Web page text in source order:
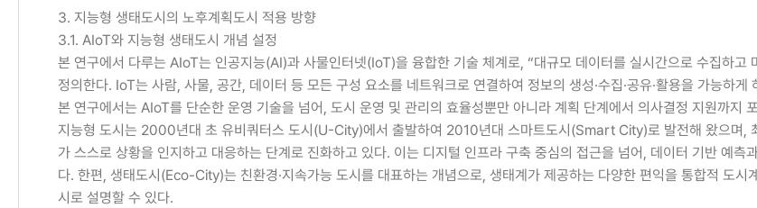
3. 지능형 생태도시의 노후계획도시 적용 방향
3.1. AIoT와 지능형 생태도시 개념 설정
본 연구에서 다루는 AIoT는 인공지능(AI)과 사물인터넷(IoT)을 융합한 기술 체계로, “대규모 데이터를 실시간으로 수집하고
정의한다. IoT는 사람, 사물, 공간, 데이터 등 모든 구성 요소를 네트워크로 연결하여 정보의 생성·수집·공유·활용을 가능하
본 연구에서는 AIoT를 단순한 운영 기술을 넘어, 도시 운영 및 관리의 효율성뿐만 아니라 계획 단계에서 의사결정 지원까지
지능형 도시는 2000년대 초 유비쿼터스 도시(U-City)에서 출발하여 2010년대 스마트도시(Smart City)로 발전해 왔으며,
가 스스로 상황을 인지하고 대응하는 단계로 진화하고 있다. 이는 디지털 인프라 구축 중심의 접근을 넘어, 데이터 기반 예
다. 한편, 생태도시(Eco-City)는 친환경·지속가능 도시를 대표하는 개념으로, 생태계가 제공하는 다양한 편익을 통합적 도
시로 설명할 수 있다.